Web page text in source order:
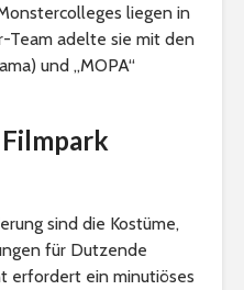
liegen in
Team adelte sie mit den
und „MOPA“
sind die Kostüme,
für Dutzende
erfordert ein minutiöses